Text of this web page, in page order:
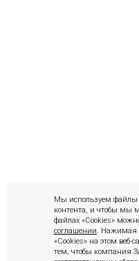
Мы используем файлы
контента, и чтобы мы
файлах «Cookies»
соглашении. Нажимая
«Cookies» на этом веб-
тем, чтобы компания